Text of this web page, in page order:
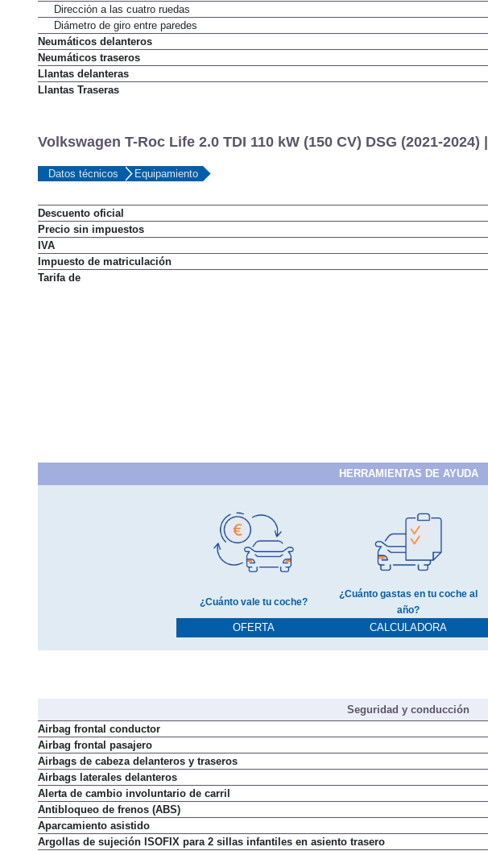
Dirección a las cuatro ruedas
Diámetro de giro entre paredes
Neumáticos delanteros
Neumáticos traseros
Llantas delanteras
Llantas Traseras
Volkswagen T-Roc Life 2.0 TDI 110 kW (150 CV) DSG (2021-2024) |
Datos técnicos Equipamiento
Descuento oficial
Precio sin impuestos
IVA
Impuesto de matriculación
Tarifa de
HERRAMIENTAS DE AYUDA
¿Cuánto vale tu coche?
OFERTA
¿Cuánto gastas en tu coche al
año?
CALCULADORA
Seguridad y conducción
Airbag frontal conductor
Airbag frontal pasajero
Airbags de cabeza delanteros y traseros
Airbags laterales delanteros
Alerta de cambio involuntario de carril
Antibloqueo de frenos (ABS)
Aparcamiento asistido
Argollas de sujeción ISOFIX para 2 sillas infantiles en asiento trasero